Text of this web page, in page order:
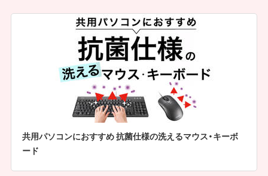
共用パソコンにおすすめ 抗菌仕様の洗えるマウス・キーボ
ード